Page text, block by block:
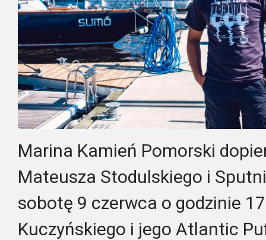
Marina Kamień Pomorski
Mateusza Stodulskiego i
sobotę 9 czerwca o godzinie
Kuczyńskiego i jego Atlantic